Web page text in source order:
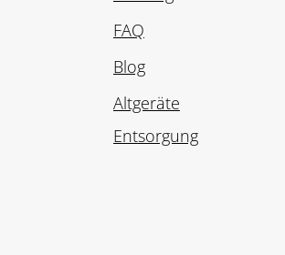
FAQ
Blog
Altgeräte
Entsorgung